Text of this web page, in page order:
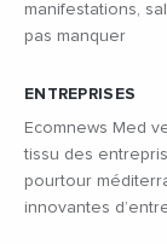
manifestations,
pas manquer
ENTREPRISES
Ecomnews Med
tissu des
pourtour
innovantes